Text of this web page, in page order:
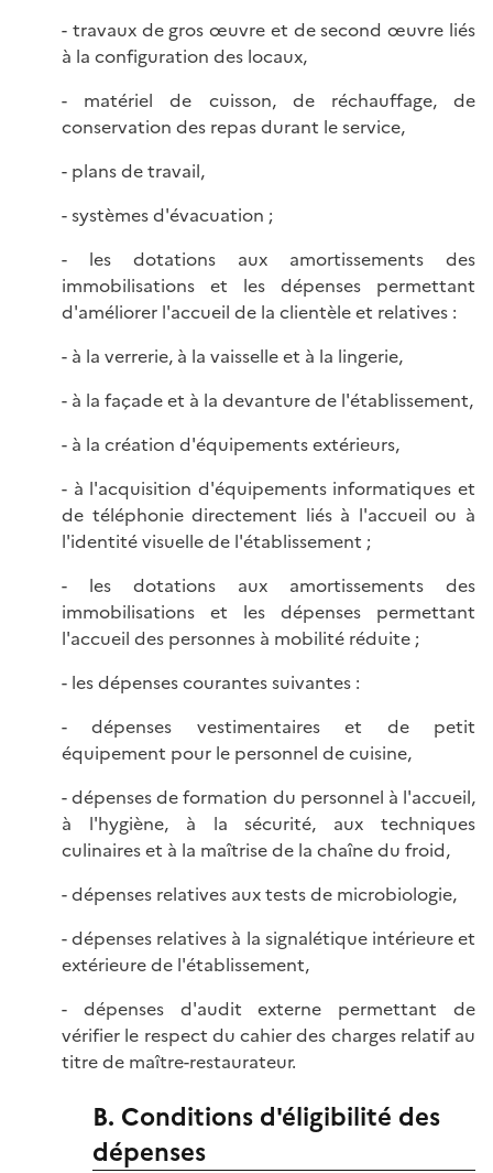
- travaux de gros œuvre et de second œuvre liés
à la configuration des locaux,
- matériel de cuisson, de réchauffage, de
conservation des repas durant le service,
- plans de travail,
- systèmes d'évacuation ;
- les dotations aux amortissements des
immobilisations et les dépenses permettant
d'améliorer l'accueil de la clientèle et relatives :
- à la verrerie, à la vaisselle et à la lingerie,
- à la façade et à la devanture de l'établissement,
- à la création d'équipements extérieurs,
- à l'acquisition d'équipements informatiques et
de téléphonie directement liés à l'accueil ou à
l'identité visuelle de l'établissement ;
- les dotations aux amortissements des
immobilisations et les dépenses permettant
l'accueil des personnes à mobilité réduite ;
- les dépenses courantes suivantes :
- dépenses vestimentaires et de petit
équipement pour le personnel de cuisine,
- dépenses de formation du personnel à l'accueil,
à l'hygiène, à la sécurité, aux techniques
culinaires et à la maîtrise de la chaîne du froid,
- dépenses relatives aux tests de microbiologie,
- dépenses relatives à la signalétique intérieure et
extérieure de l'établissement,
- dépenses d'audit externe permettant de
vérifier le respect du cahier des charges relatif au
titre de maître-restaurateur.
B. Conditions d'éligibilité des
dépenses